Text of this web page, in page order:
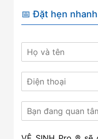
📅 Đặt hẹn nhanh